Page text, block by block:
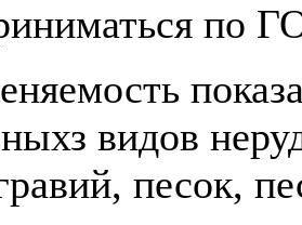
по
видов
песок,